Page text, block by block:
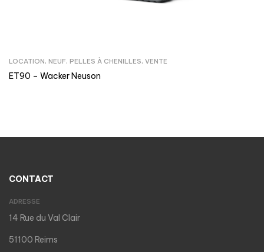
LOCATION, NEUF, PELLES À CHENILLES, VENTE
ET90 – Wacker Neuson
CONTACT
ADRESSE
14 Rue du Val Clair
51100 Reims